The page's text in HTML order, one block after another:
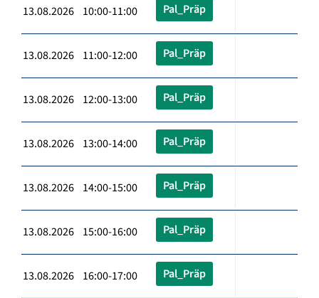
13.08.2026 10:00-11:00 Pal_Präp
13.08.2026 11:00-12:00 Pal_Präp
13.08.2026 12:00-13:00 Pal_Präp
13.08.2026 13:00-14:00 Pal_Präp
13.08.2026 14:00-15:00 Pal_Präp
13.08.2026 15:00-16:00 Pal_Präp
13.08.2026 16:00-17:00 Pal_Präp